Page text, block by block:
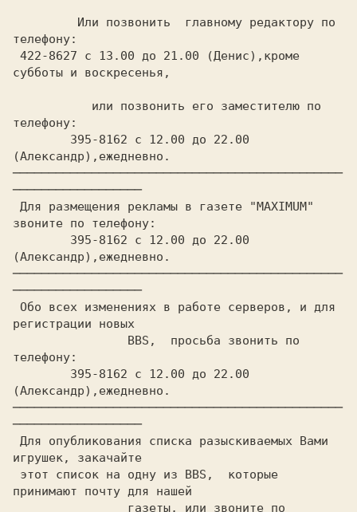
телефону:
субботы и воскресенья,
телефону:
(Александр),ежедневно.
──────────────────────────────────────────────
──────────────────
звоните по телефону:
(Александр),ежедневно.
──────────────────────────────────────────────
──────────────────
регистрации новых
телефону:
(Александр),ежедневно.
──────────────────────────────────────────────
──────────────────
игрушек, закачайте
принимают почту для нашей